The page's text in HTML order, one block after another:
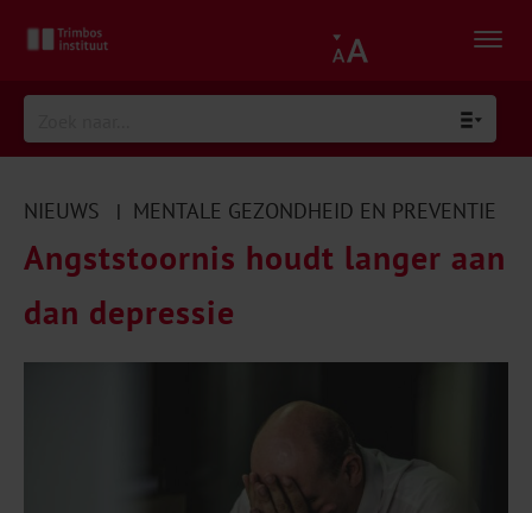
NIEUWS | MENTALE GEZONDHEID EN PREVENTIE
Angststoornis houdt langer aan
dan depressie